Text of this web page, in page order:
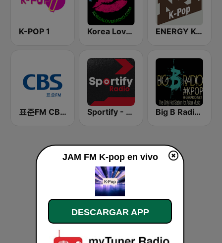
K-POP 1 Korea Love Radio K-pop Miami ENERGY K-Pop
표준FM CBS 라디오 (Standard FM) Sportify - K-Pop Workout Big B Radio - KPOP(인터넷 라디오)
JAM FM K-pop en vivo
DESCARGAR APP